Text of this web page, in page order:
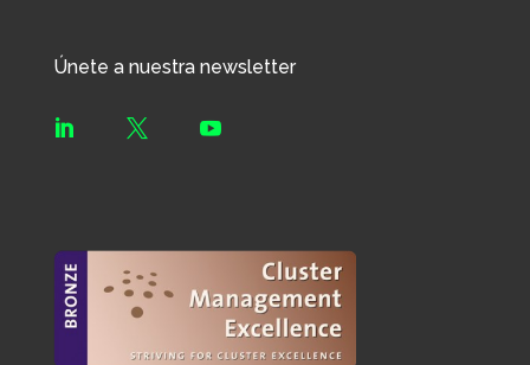
Únete a nuestra newsletter
  